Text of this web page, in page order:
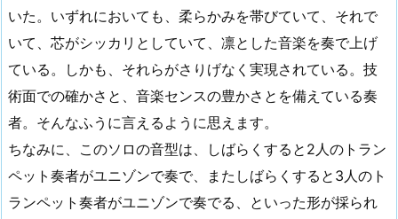
いた。いずれにおいても、柔らかみを帯びていて、それで
いて、芯がシッカリとしていて、凛とした音楽を奏で上げ
ている。しかも、それらがさりげなく実現されている。技
術面での確かさと、音楽センスの豊かさとを備えている奏
者。そんなふうに言えるように思えます。
ちなみに、このソロの音型は、しばらくすると2人のトラン
ペット奏者がユニゾンで奏で、またしばらくすると3人のト
ランペット奏者がユニゾンで奏でる、といった形が採られ